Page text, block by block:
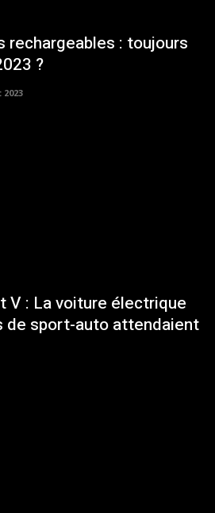
rechargeables : toujours
?
V : La voiture électrique
de sport-auto attendaient